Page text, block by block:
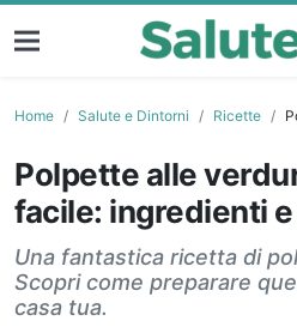
Home Salute e Dintorni Ricette
Polpette alle
facile: ingredienti
Una fantastica ricetta di
Scopri come preparare
casa tua.